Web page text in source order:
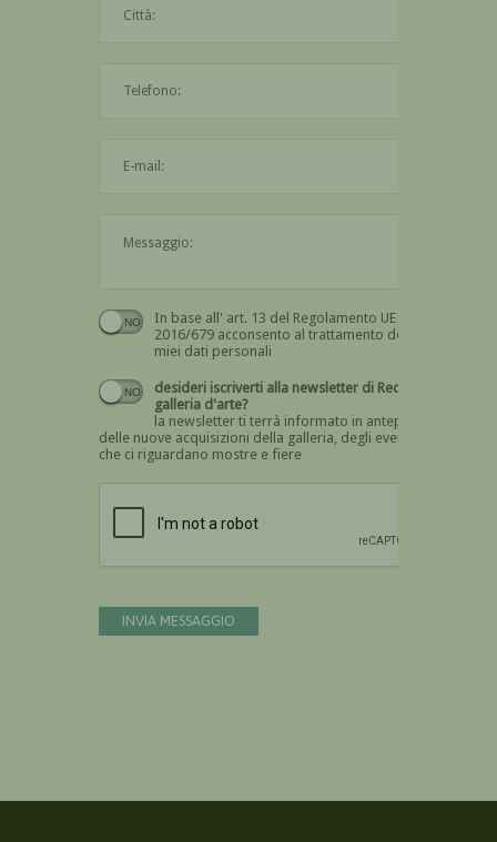
In base all' art. 13 del Regolamento UE n.
2016/679 acconsento al trattamento dei
miei dati personali
Devi dare il consenso
desideri iscriverti alla newsletter di Recta
galleria d'arte?
la newsletter ti terrà informato in anteprima
delle nuove acquisizioni della galleria, degli eventi
che ci riguardano mostre e fiere
INVIA MESSAGGIO